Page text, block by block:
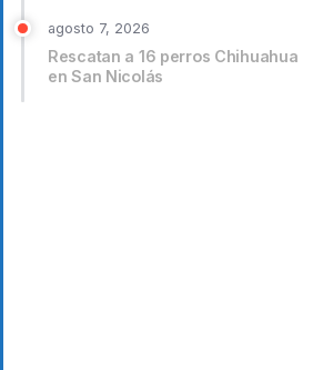
agosto 7, 2026
Rescatan a 16 perros Chihuahua
en San Nicolás